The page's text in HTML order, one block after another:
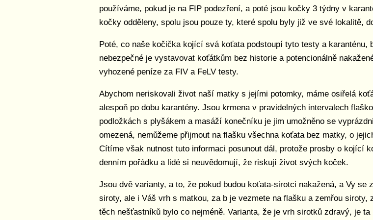
používáme, pokud je na FIP podezření, a poté jsou kočky 3 týdny v
kočky odděleny, spolu jsou pouze ty, které spolu byly již ve své lokalitě,
Poté, co naše kočička kojící svá koťata podstoupí tyto testy a karanténu,
nebezpečné je vystavovat koťátkům bez historie a potencionálně
vyhozené peníze za FIV a FeLV testy.
Abychom neriskovali život naší matky s jejími potomky, máme osiřelá
alespoň po dobu karantény. Jsou krmena v pravidelných intervalech
podložkách s plyšákem a masáží konečníku je jim umožněno se
omezená, nemůžeme přijmout na flašku všechna koťata bez matky, o
Cítíme však nutnost tuto informaci posunout dál, protože prosby o kojící
denním pořádku a lidé si neuvědomují, že riskují život svých koček.
Jsou dvě varianty, a to, že pokud budou koťata-sirotci nakažená, a Vy
siroty, ale i Váš vrh s matkou, za b je vezmete na flašku a zemřou
těch nešťastníků bylo co nejméně. Varianta, že je vrh sirotků zdravý, je